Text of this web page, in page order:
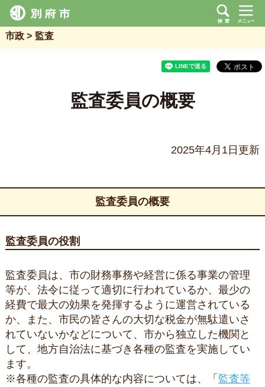
市政 監査
監査委員の概要
2025年4月1日更新
監査委員の概要
監査委員の役割
監査委員は、市の財務事務や経営に係る事業の管理
等が、法令に従って適切に行われているか、最少の
経費で最大の効果を発揮するように運営されている
か、また、市民の皆さんの大切な税金が無駄遣いさ
れていないかなどについて、市から独立した機関と
して、地方自治法に基づき各種の監査を実施してい
ます。
※各種の監査の具体的な内容については、「 監査等